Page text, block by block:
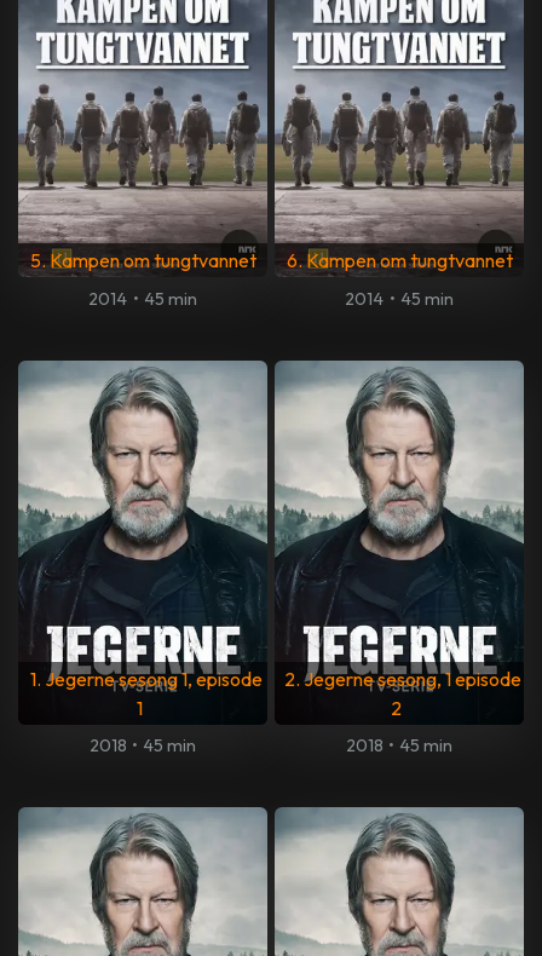
5. Kampen om tungtvannet
2014 • 45 min
6. Kampen om tungtvannet
2014 • 45 min
1. Jegerne sesong 1, episode
1
2018 • 45 min
2. Jegerne sesong, 1 episode
2
2018 • 45 min